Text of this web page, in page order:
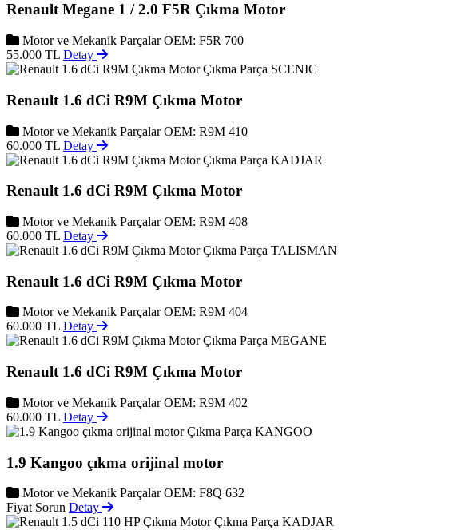
Renault Megane 1 / 2.0 F5R Çıkma Motor
Motor ve Mekanik Parçalar OEM: F5R 700
55.000 TL Detay
SCENIC
Renault 1.6 dCi R9M Çıkma Motor
Motor ve Mekanik Parçalar OEM: R9M 410
60.000 TL Detay
KADJAR
Renault 1.6 dCi R9M Çıkma Motor
Motor ve Mekanik Parçalar OEM: R9M 408
60.000 TL Detay
TALISMAN
Renault 1.6 dCi R9M Çıkma Motor
Motor ve Mekanik Parçalar OEM: R9M 404
60.000 TL Detay
MEGANE
Renault 1.6 dCi R9M Çıkma Motor
Motor ve Mekanik Parçalar OEM: R9M 402
60.000 TL Detay
KANGOO
1.9 Kangoo çıkma orijinal motor
Motor ve Mekanik Parçalar OEM: F8Q 632
Fiyat Sorun Detay
KADJAR